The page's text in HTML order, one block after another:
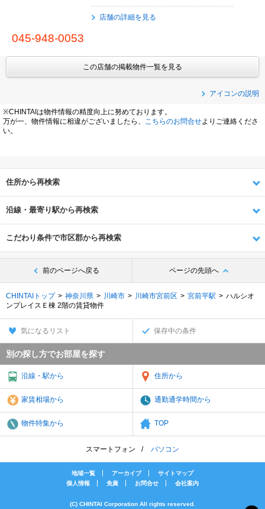
店舗の詳細を見る
045-948-0053
この店舗の掲載物件一覧を見る
アイコンの説明
※CHINTAIは物件情報の精度向上に努めております。
万が一、物件情報に相違がございましたら、
こちらのお問合せよりご連絡くださ
い。
住所から再検索
沿線・最寄り駅から再検索
こだわり条件で市区郡から再検索
前のページへ戻る ページの先頭へ
CHINTAIトップ 神奈川県 川崎市 川崎市宮前区 宮前平駅
ハルシオ
ンプレイスＥ棟 2階の賃貸物件
気になるリスト 保存中の条件
別の探し方でお部屋を探す
沿線・駅から 住所から
家賃相場から 通勤通学時間から
物件特集から TOP
スマートフォン パソコン
地域一覧 アーカイブ
サイトマップ
個人情報
免責 お問合せ 会社案内
(C) CHINTAI Corporation All rights reserved.